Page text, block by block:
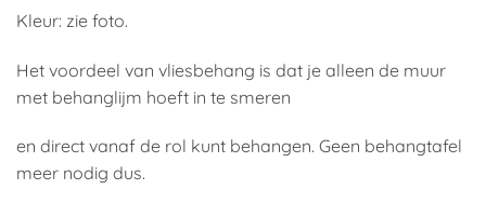
Kleur: zie foto.
Het voordeel van vliesbehang is dat je alleen de muur
met behanglijm hoeft in te smeren
en direct vanaf de rol kunt behangen. Geen behangtafel
meer nodig dus.